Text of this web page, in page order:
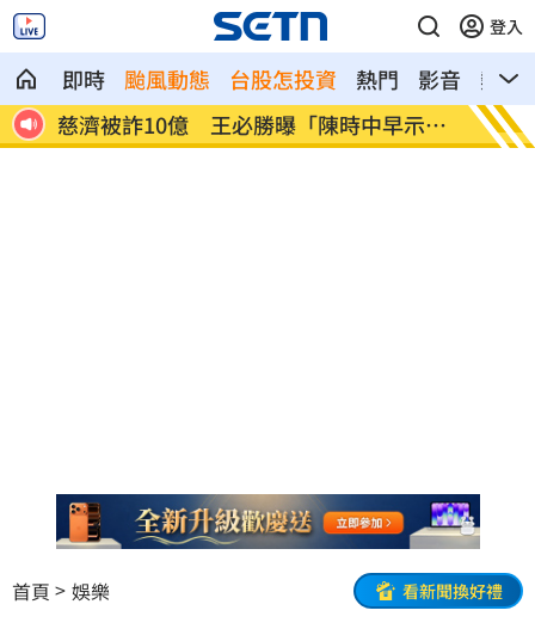
登入
即時 颱風動態 台股怎投資 熱門 影音
熱搜
肉
慈濟被詐10億 王必勝曝「陳時中早示
警」
華邦
建
首頁 娛樂 看新聞換好禮